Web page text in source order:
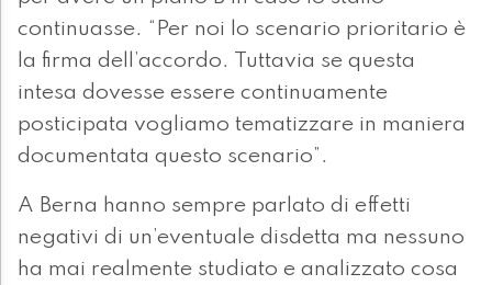
continuasse. “Per noi lo scenario prioritario è
la firma dell’accordo. Tuttavia se questa
intesa dovesse essere continuamente
posticipata vogliamo tematizzare in maniera
documentata questo scenario”.
A Berna hanno sempre parlato di effetti
negativi di un’eventuale disdetta ma nessuno
ha mai realmente studiato e analizzato cosa